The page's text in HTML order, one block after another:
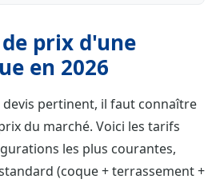
prix d'une
en 2026
pertinent, il faut connaître
du marché. Voici les tarifs
les plus courantes,
(coque + terrassement +